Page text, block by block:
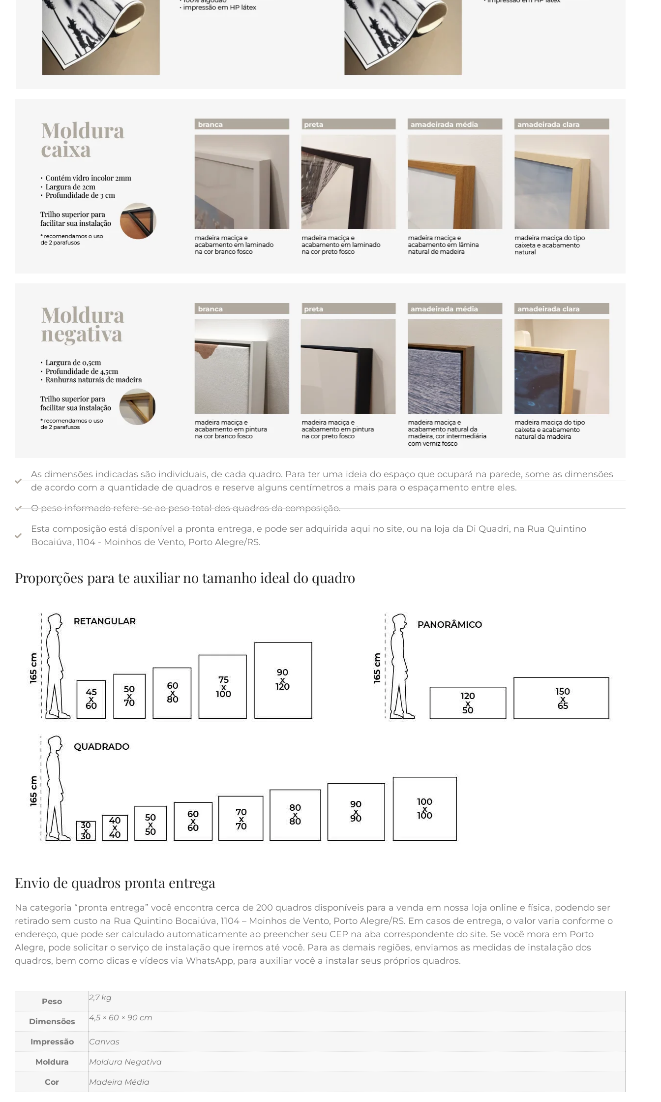
As dimensões indicadas são individuais, de cada quadro. Para ter uma ideia do espaço que ocupará na parede, some as dimensões
de acordo com a quantidade de quadros e reserve alguns centímetros a mais para o espaçamento entre eles.
O peso informado refere-se ao peso total dos quadros da composição.
Esta composição está disponível a pronta entrega, e pode ser adquirida aqui no site, ou na loja da Di Quadri, na Rua Quintino
Bocaiúva, 1104 - Moinhos de Vento, Porto Alegre/RS.
Proporções para te auxiliar no tamanho ideal do quadro
Envio de quadros pronta entrega
Na categoria “pronta entrega” você encontra cerca de 200 quadros disponíveis para a venda em nossa loja online e física, podendo ser
retirado sem custo na Rua Quintino Bocaiúva, 1104 – Moinhos de Vento, Porto Alegre/RS. Em casos de entrega, o valor varia conforme o
endereço, que pode ser calculado automaticamente ao preencher seu CEP na aba correspondente do site. Se você mora em Porto
Alegre, pode solicitar o serviço de instalação que iremos até você. Para as demais regiões, enviamos as medidas de instalação dos
quadros, bem como dicas e vídeos via WhatsApp, para auxiliar você a instalar seus próprios quadros.
Peso 2,7 kg
Dimensões 4,5 × 60 × 90 cm
Impressão Canvas
Moldura Moldura Negativa
Cor Madeira Média